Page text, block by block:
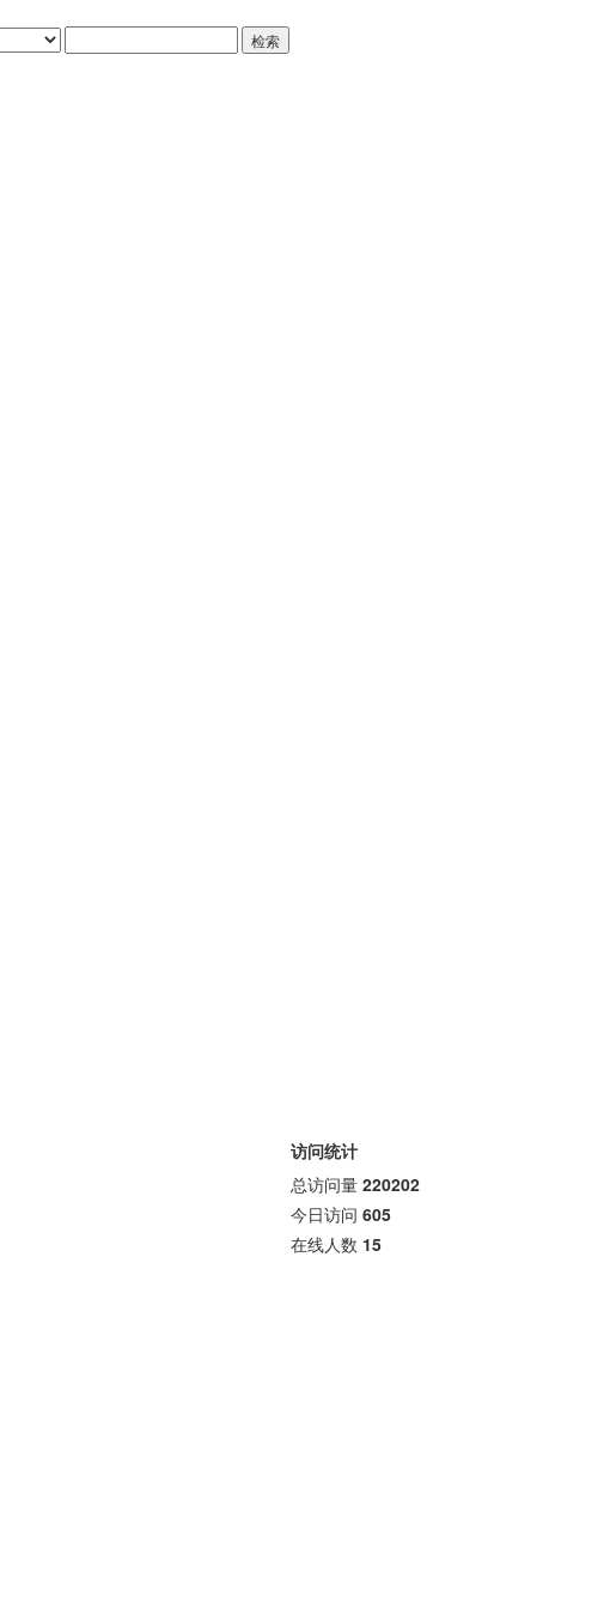
访问统计
总访问量 220202
今日访问 605
在线人数 15